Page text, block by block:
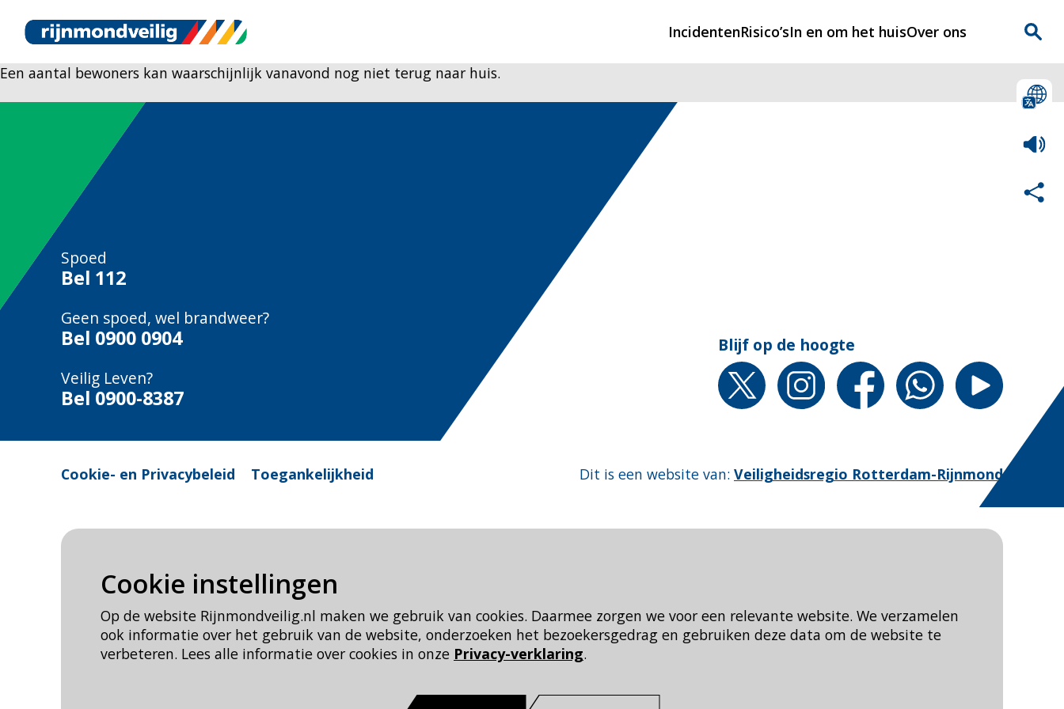
Cookie instellingen
Op de website Rijnmondveilig.nl maken we gebruik van cookies. Daarmee zorgen we voor een relevante website. We verzamelen
ook informatie over het gebruik van de website, onderzoeken het bezoekersgedrag en gebruiken deze data om de website te
verbeteren. Lees alle informatie over cookies in onze Privacy-verklaring.
Incidenten
Hulpdiensten nodig?
CIN-meldingen
Risico’sIn en om het huisOver ons
Een aantal bewoners kan waarschijnlijk vanavond nog niet terug naar huis.
Spoed
Bel 112
Geen spoed, wel brandweer?
Bel 0900 0904
Veilig Leven?
Bel 0900-8387
Blijf op de hoogte
Cookie- en Privacybeleid Toegankelijkheid Dit is een website van: Veiligheidsregio Rotterdam-Rijnmond